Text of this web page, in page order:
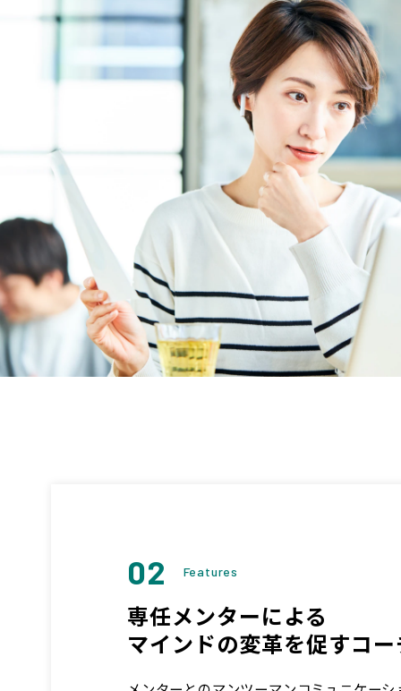
02 Features
専任メンターによる
マインドの変革を促すコ